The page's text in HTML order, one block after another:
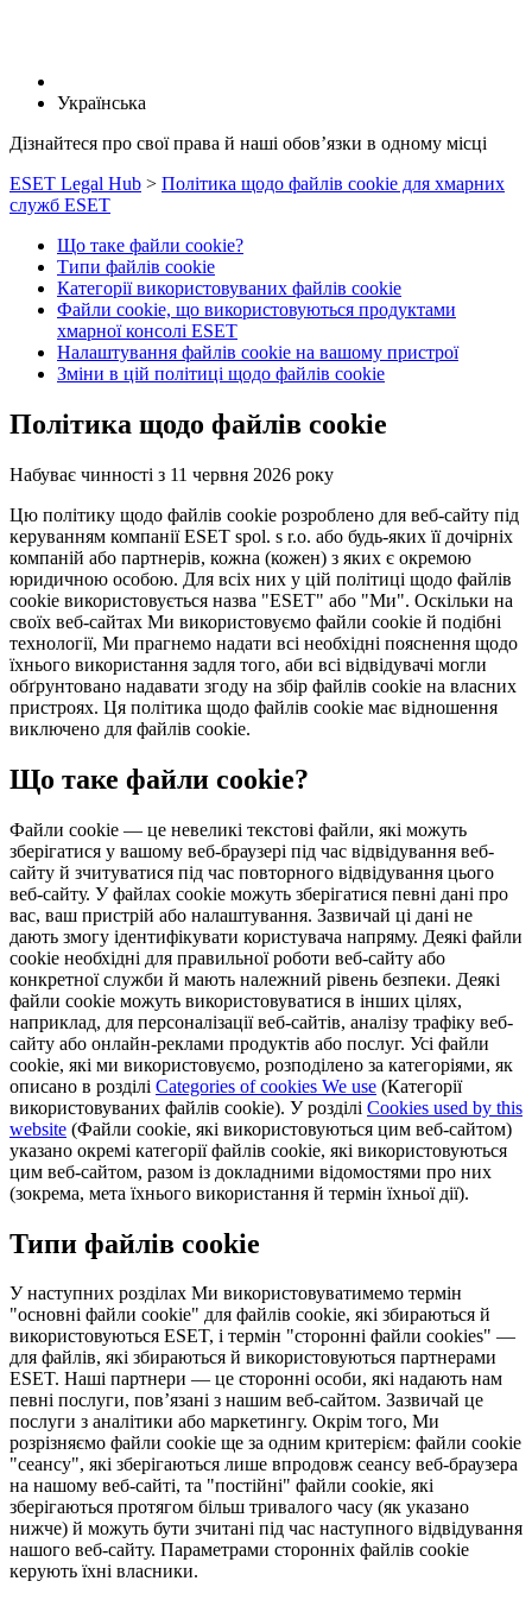
Українська
Дізнайтеся про свої права й наші обов’язки в одному місці
ESET Legal Hub > Політика щодо файлів cookie для хмарних
служб ESET
Що таке файли cookie?
Типи файлів cookie
Категорії використовуваних файлів cookie
Файли cookie, що використовуються продуктами
хмарної консолі ESET
Налаштування файлів cookie на вашому пристрої
Зміни в цій політиці щодо файлів cookie
Політика щодо файлів cookie
Набуває чинності з 11 червня 2026 року
Цю політику щодо файлів cookie розроблено для веб-сайту під
керуванням компанії ESET spol. s r.o. або будь-яких її дочірніх
компаній або партнерів, кожна (кожен) з яких є окремою
юридичною особою. Для всіх них у цій політиці щодо файлів
cookie використовується назва "ESET" або "Ми". Оскільки на
своїх веб-сайтах Ми використовуємо файли cookie й подібні
технології, Ми прагнемо надати всі необхідні пояснення щодо
їхнього використання задля того, аби всі відвідувачі могли
обґрунтовано надавати згоду на збір файлів cookie на власних
пристроях. Ця політика щодо файлів cookie має відношення
виключено для файлів cookie.
Що таке файли cookie?
Файли cookie — це невеликі текстові файли, які можуть
зберігатися у вашому веб-браузері під час відвідування веб-
сайту й зчитуватися під час повторного відвідування цього
веб-сайту. У файлах cookie можуть зберігатися певні дані про
вас, ваш пристрій або налаштування. Зазвичай ці дані не
дають змогу ідентифікувати користувача напряму. Деякі файли
cookie необхідні для правильної роботи веб-сайту або
конкретної служби й мають належний рівень безпеки. Деякі
файли cookie можуть використовуватися в інших цілях,
наприклад, для персоналізації веб-сайтів, аналізу трафіку веб-
сайту або онлайн-реклами продуктів або послуг. Усі файли
cookie, які ми використовуємо, розподілено за категоріями, як
описано в розділі Categories of cookies We use (Категорії
використовуваних файлів cookie). У розділі Cookies used by this
website (Файли cookie, які використовуються цим веб-сайтом)
указано окремі категорії файлів cookie, які використовуються
цим веб-сайтом, разом із докладними відомостями про них
(зокрема, мета їхнього використання й термін їхньої дії).
Типи файлів cookie
У наступних розділах Ми використовуватимемо термін
"основні файли cookie" для файлів cookie, які збираються й
використовуються ESET, і термін "сторонні файли cookies" —
для файлів, які збираються й використовуються партнерами
ESET. Наші партнери — це сторонні особи, які надають нам
певні послуги, пов’язані з нашим веб-сайтом. Зазвичай це
послуги з аналітики або маркетингу. Окрім того, Ми
розрізняємо файли cookie ще за одним критерієм: файли cookie
"сеансу", які зберігаються лише впродовж сеансу веб-браузера
на нашому веб-сайті, та "постійні" файли cookie, які
зберігаються протягом більш тривалого часу (як указано
нижче) й можуть бути зчитані під час наступного відвідування
нашого веб-сайту. Параметрами сторонніх файлів cookie
керують їхні власники.